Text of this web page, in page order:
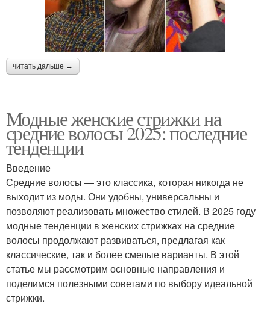
читать дальше →
Модные женские стрижки на
средние волосы 2025: последние
тенденции
Введение
Средние волосы — это классика, которая никогда не
выходит из моды. Они удобны, универсальны и
позволяют реализовать множество стилей. В 2025 году
модные тенденции в женских стрижках на средние
волосы продолжают развиваться, предлагая как
классические, так и более смелые варианты. В этой
статье мы рассмотрим основные направления и
поделимся полезными советами по выбору идеальной
стрижки.